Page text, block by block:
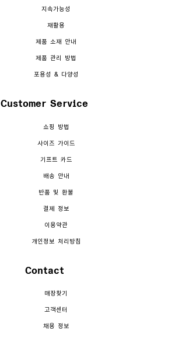
지속가능성
재활용
제품 소재 안내
제품 관리 방법
포용성 & 다양성
Customer Service
쇼핑 방법
사이즈 가이드
기프트 카드
배송 안내
반품 및 환불
결제 정보
이용약관
개인정보 처리방침
Contact
매장찾기
고객센터
채용 정보